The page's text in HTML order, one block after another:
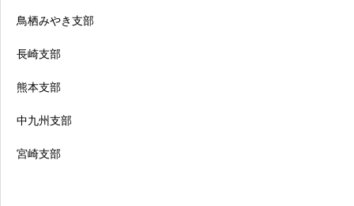
鳥栖みやき支部
長崎支部
熊本支部
中九州支部
宮崎支部